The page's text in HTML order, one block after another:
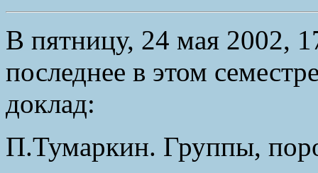
В пятницу, 24 мая 2002,
последнее в этом
доклад:
П.Тумаркин. Группы,